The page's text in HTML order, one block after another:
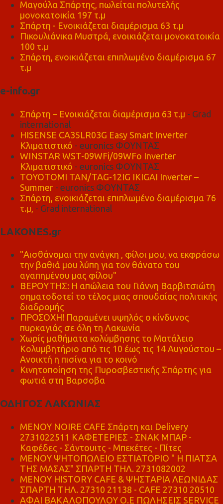
Μαγούλα Σπάρτης, πωλείται πολυτελής
μονοκατοικία 197 τ.μ
Σπάρτη - Ενοικιάζεται διαμέρισμα 63 τ.μ
Πικουλιάνικα Μυστρά, ενοικιάζεται μονοκατοικία
100 τ.μ
Σπάρτη, ενοικιάζεται επιπλωμένο διαμέρισμα 67
τ.μ
e-info.gr
Σπάρτη – Ενοικιάζεται διαμέρισμα 63 τ.μ - Grad
international
HISENSE CA35LR03G Easy Smart Inverter
Κλιματιστικό - euronics ΦΟΥΝΤΑΣ
WINSTAR WST-09WFi/09WFo Inverter
Κλιματιστικό - euronics ΦΟΥΝΤΑΣ
TOYOTOMI TAN/TAG-12IG IKIGAI Inverter –
Summer - euronics ΦΟΥΝΤΑΣ
Σπάρτη, ενοικιάζεται επιπλωμένο διαμέρισμα 76
τ.μ, - Grad international
LAKONES.gr
"Αισθάνομαι την ανάγκη , φίλοι μου, να εκφράσω
την βαθιά μου λύπη για τον θάνατο του
αγαπημένου μας φίλου"
ΒΕΡΟΥΤΗΣ: Η απώλεια του Γιάννη Βαρβιτσιώτη
σηματοδοτεί το τέλος μιας σπουδαίας πολιτικής
διαδρομής
ΠΡΟΣΟΧΗ! Παραμένει υψηλός ο κίνδυνος
πυρκαγιάς σε όλη τη Λακωνία
Χωρίς μαθήματα κολύμβησης το Ματάλειο
Κολυμβητήριο από τις 10 έως τις 14 Αυγούστου –
Ανοικτή η πισίνα για το κοινό
Κινητοποίηση της Πυροσβεστικής Σπάρτης για
φωτιά στη Βαρσοβα
ΟΔΗΓΟΣ ΛΑΚΩΝΙΑΣ
MENOY NOIRE CAFE Σπάρτη και Delivery
2731022511 ΚΑΦΕΤΕΡΙΕΣ - ΣΝΑΚ ΜΠΑΡ -
Καφέδες - Σάντουιτς - Μπεκέτες - Πίτες
ΜΕΝΟΥ ΨΗΤΟΠΩΛΕΙΟ ΕΣΤΙΑΤΟΡΙΟ " Η ΠΙΑΤΣΑ
ΤΗΣ ΜΑΣΑΣ" ΣΠΑΡΤΗ ΤΗΛ. 2731082002
ΜΕΝΟΥ HISTORY CAFE & ΨΗΣΤΑΡΙΑ ΛΕΩΝΙΔΑΣ
ΣΠΑΡΤΗ ΤΗΛ. 27310 21138 - CAFE 27310 20510
ΑΦΑΙ ΒΑΚΑΛΟΠΟΥΛΟΥ Ο.Ε ΠΩΛΗΣΕΙΣ SERVICE